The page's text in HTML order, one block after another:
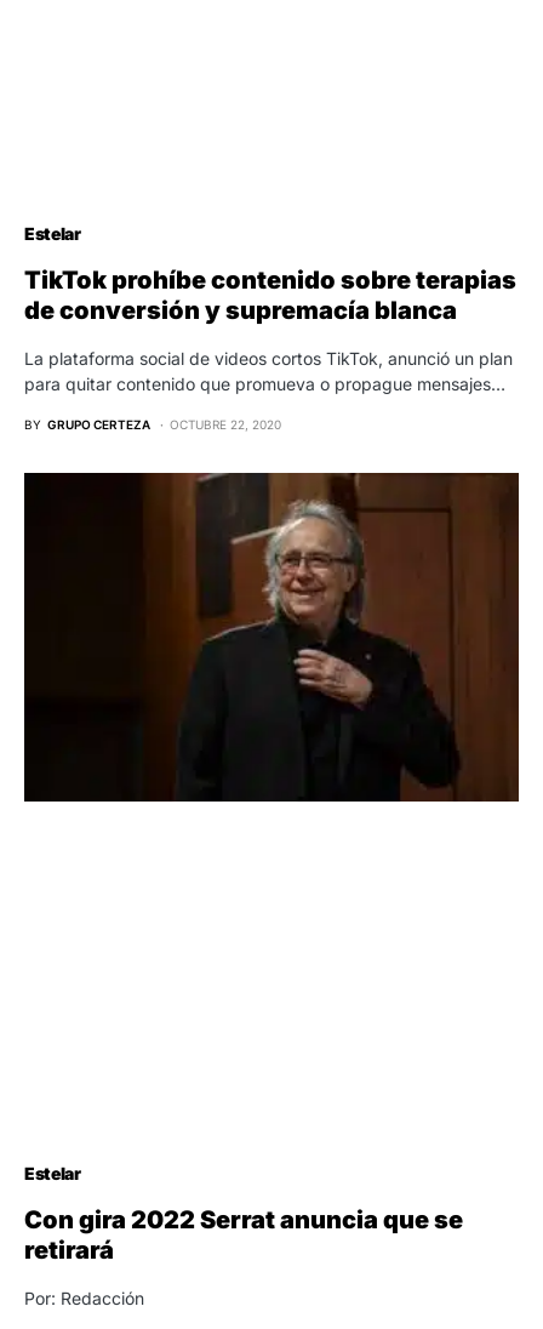
Estelar
TikTok prohíbe contenido sobre terapias
de conversión y supremacía blanca
La plataforma social de videos cortos TikTok, anunció un plan
para quitar contenido que promueva o propague mensajes…
BY GRUPO CERTEZA OCTUBRE 22, 2020
Estelar
Con gira 2022 Serrat anuncia que se
retirará
Por: Redacción